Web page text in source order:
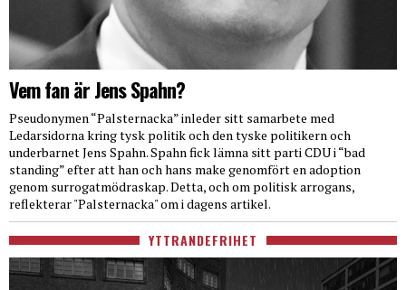
Vem fan är Jens Spahn?
Pseudonymen “Palsternacka” inleder sitt samarbete med
Ledarsidorna kring tysk politik och den tyske politikern och
underbarnet Jens Spahn. Spahn fick lämna sitt parti CDU i “bad
standing” efter att han och hans make genomfört en adoption
genom surrogatmödraskap. Detta, och om politisk arrogans,
reflekterar "Palsternacka" om i dagens artikel.
YTTRANDEFRIHET